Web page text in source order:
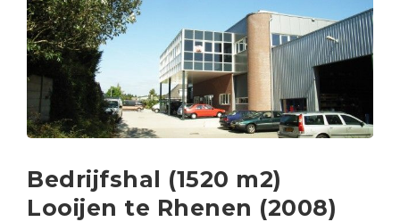
Bedrijfshal (1520 m2)
Looijen te Rhenen (2008)